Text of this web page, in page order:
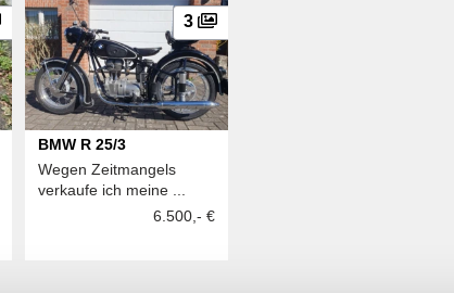
3
BMW R 25/3
Wegen Zeitmangels
verkaufe ich meine ...
6.500,- €